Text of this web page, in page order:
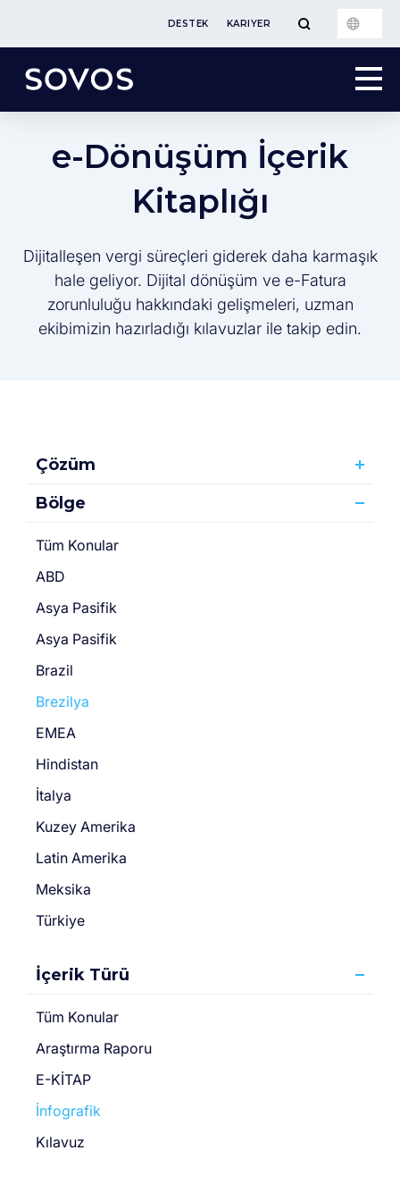
DESTEK KARIYER
e-Dönüşüm İçerik
Kitaplığı
Dijitalleşen vergi süreçleri giderek daha karmaşık
hale geliyor. Dijital dönüşüm ve e-Fatura
zorunluluğu hakkındaki gelişmeleri, uzman
ekibimizin hazırladığı kılavuzlar ile takip edin.
Çözüm
Bölge
Tüm Konular
ABD
Asya Pasifik
Asya Pasifik
Brazil
Brezilya
EMEA
Hindistan
İtalya
Kuzey Amerika
Latin Amerika
Meksika
Türkiye
İçerik Türü
Tüm Konular
Araştırma Raporu
E-KİTAP
İnfografik
Kılavuz